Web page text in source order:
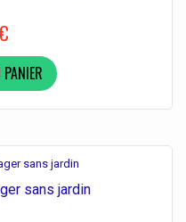
sans jardin